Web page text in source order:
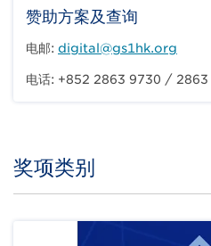
赞助方案及查询
电邮: digital@gs1hk.org
电话: +852 2863 9730 / 2863
Title
奖项类别